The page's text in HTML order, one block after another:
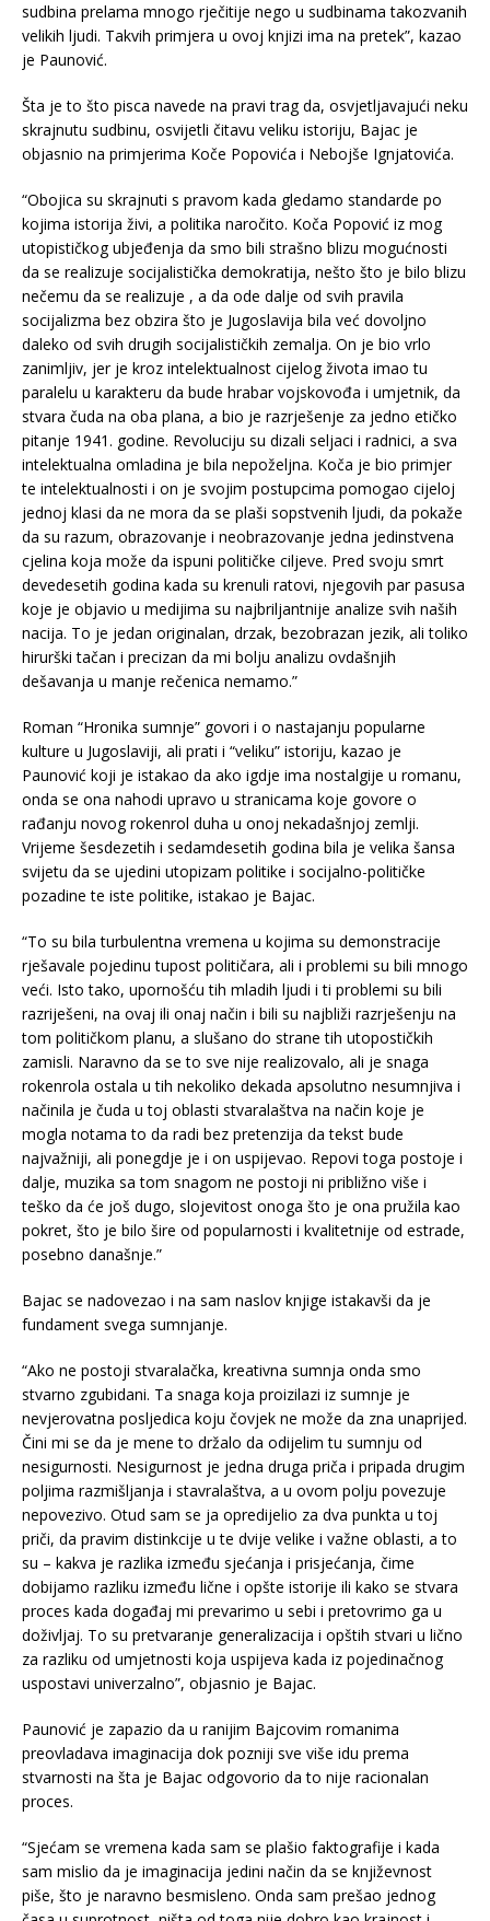
sudbina prelama mnogo rječitije nego u sudbinama takozvanih
velikih ljudi. Takvih primjera u ovoj knjizi ima na pretek”, kazao
je Paunović.
Šta je to što pisca navede na pravi trag da, osvjetljavajući neku
skrajnutu sudbinu, osvijetli čitavu veliku istoriju, Bajac je
objasnio na primjerima Koče Popovića i Nebojše Ignjatovića.
“Obojica su skrajnuti s pravom kada gledamo standarde po
kojima istorija živi, a politika naročito. Koča Popović iz mog
utopističkog ubjeđenja da smo bili strašno blizu mogućnosti
da se realizuje socijalistička demokratija, nešto što je bilo blizu
nečemu da se realizuje , a da ode dalje od svih pravila
socijalizma bez obzira što je Jugoslavija bila već dovoljno
daleko od svih drugih socijalističkih zemalja. On je bio vrlo
zanimljiv, jer je kroz intelektualnost cijelog života imao tu
paralelu u karakteru da bude hrabar vojskovođa i umjetnik, da
stvara čuda na oba plana, a bio je razrješenje za jedno etičko
pitanje 1941. godine. Revoluciju su dizali seljaci i radnici, a sva
intelektualna omladina je bila nepoželjna. Koča je bio primjer
te intelektualnosti i on je svojim postupcima pomogao cijeloj
jednoj klasi da ne mora da se plaši sopstvenih ljudi, da pokaže
da su razum, obrazovanje i neobrazovanje jedna jedinstvena
cjelina koja može da ispuni političke ciljeve. Pred svoju smrt
devedesetih godina kada su krenuli ratovi, njegovih par pasusa
koje je objavio u medijima su najbriljantnije analize svih naših
nacija. To je jedan originalan, drzak, bezobrazan jezik, ali toliko
hirurški tačan i precizan da mi bolju analizu ovdašnjih
dešavanja u manje rečenica nemamo.”
Roman “Hronika sumnje” govori i o nastajanju popularne
kulture u Jugoslaviji, ali prati i “veliku” istoriju, kazao je
Paunović koji je istakao da ako igdje ima nostalgije u romanu,
onda se ona nahodi upravo u stranicama koje govore o
rađanju novog rokenrol duha u onoj nekadašnjoj zemlji.
Vrijeme šesdezetih i sedamdesetih godina bila je velika šansa
svijetu da se ujedini utopizam politike i socijalno-političke
pozadine te iste politike, istakao je Bajac.
“To su bila turbulentna vremena u kojima su demonstracije
rješavale pojedinu tupost političara, ali i problemi su bili mnogo
veći. Isto tako, upornošću tih mladih ljudi i ti problemi su bili
razriješeni, na ovaj ili onaj način i bili su najbliži razrješenju na
tom političkom planu, a slušano do strane tih utopostičkih
zamisli. Naravno da se to sve nije realizovalo, ali je snaga
rokenrola ostala u tih nekoliko dekada apsolutno nesumnjiva i
načinila je čuda u toj oblasti stvaralaštva na način koje je
mogla notama to da radi bez pretenzija da tekst bude
najvažniji, ali ponegdje je i on uspijevao. Repovi toga postoje i
dalje, muzika sa tom snagom ne postoji ni približno više i
teško da će još dugo, slojevitost onoga što je ona pružila kao
pokret, što je bilo šire od popularnosti i kvalitetnije od estrade,
posebno današnje.”
Bajac se nadovezao i na sam naslov knjige istakavši da je
fundament svega sumnjanje.
“Ako ne postoji stvaralačka, kreativna sumnja onda smo
stvarno zgubidani. Ta snaga koja proizilazi iz sumnje je
nevjerovatna posljedica koju čovjek ne može da zna unaprijed.
Čini mi se da je mene to držalo da odijelim tu sumnju od
nesigurnosti. Nesigurnost je jedna druga priča i pripada drugim
poljima razmišljanja i stavralaštva, a u ovom polju povezuje
nepovezivo. Otud sam se ja opredijelio za dva punkta u toj
priči, da pravim distinkcije u te dvije velike i važne oblasti, a to
su – kakva je razlika između sjećanja i prisjećanja, čime
dobijamo razliku između lične i opšte istorije ili kako se stvara
proces kada događaj mi prevarimo u sebi i pretovrimo ga u
doživljaj. To su pretvaranje generalizacija i opštih stvari u lično
za razliku od umjetnosti koja uspijeva kada iz pojedinačnog
uspostavi univerzalno”, objasnio je Bajac.
Paunović je zapazio da u ranijim Bajcovim romanima
preovladava imaginacija dok pozniji sve više idu prema
stvarnosti na šta je Bajac odgovorio da to nije racionalan
proces.
“Sjećam se vremena kada sam se plašio faktografije i kada
sam mislio da je imaginacija jedini način da se književnost
piše, što je naravno besmisleno. Onda sam prešao jednog